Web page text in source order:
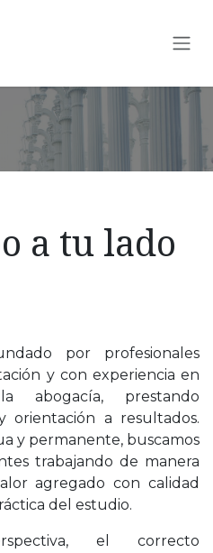
a tu lado
por profesionales
y con experiencia en
abogacía, prestando
orientación a resultados.
y permanente, buscamos
trabajando de manera
agregado con calidad
del estudio.
el correcto